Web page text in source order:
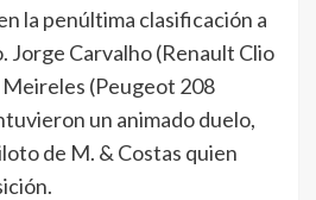
la penúltima clasificación a
Jorge Carvalho (Renault Clio
(Peugeot 208
un animado duelo,
de M. & Costas quien